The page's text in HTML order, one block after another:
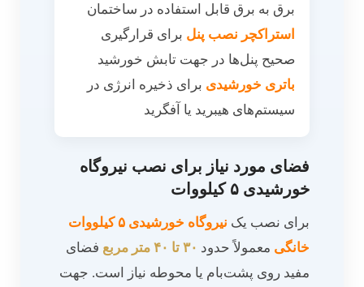
برق به برق قابل استفاده در ساختمان
استراکچر نصب پنل برای قرارگیری
صحیح پنل‌ها در جهت تابش خورشید
باتری خورشیدی برای ذخیره انرژی در
سیستم‌های هیبرید یا آفگرید
فضای مورد نیاز برای نصب نیروگاه
خورشیدی ۵ کیلووات
برای نصب یک
نیروگاه خورشیدی ۵ کیلووات
خانگی معمولاً حدود ۳۰ تا ۴۰ متر مربع
فضای
مفید روی پشت‌بام یا محوطه نیاز است. جهت